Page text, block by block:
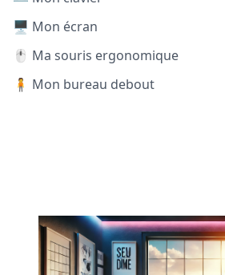
🖥️ Mon écran
🖱️ Ma souris ergonomique
🧍 Mon bureau debout